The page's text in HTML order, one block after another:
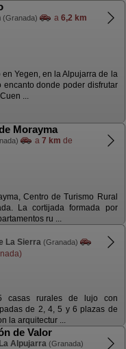
(Granada) a 6,2 km
Yegen, en la Alpujarra de la
encanto donde poder disfrutar
...
Morayma
a 7 km de
Centro de Turismo Rural
La cortijada formada por
ru ...
La Sierra (Granada)
casas rurales de lujo con
de 2, 4, 5 y 6 plazas de
la arquitectur ...
de Valor
Alpujarra (Granada)